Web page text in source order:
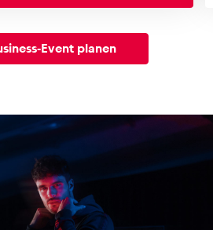
Event planen